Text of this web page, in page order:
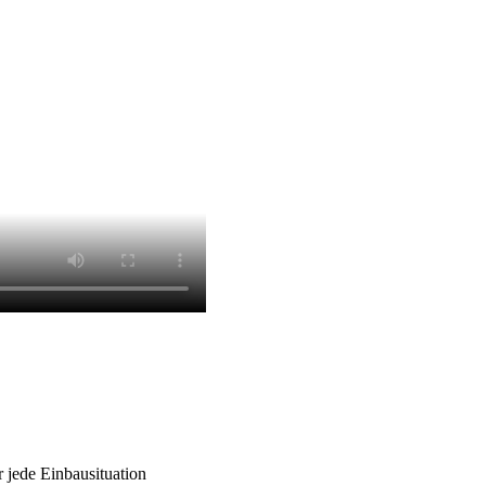
jede Einbausituation